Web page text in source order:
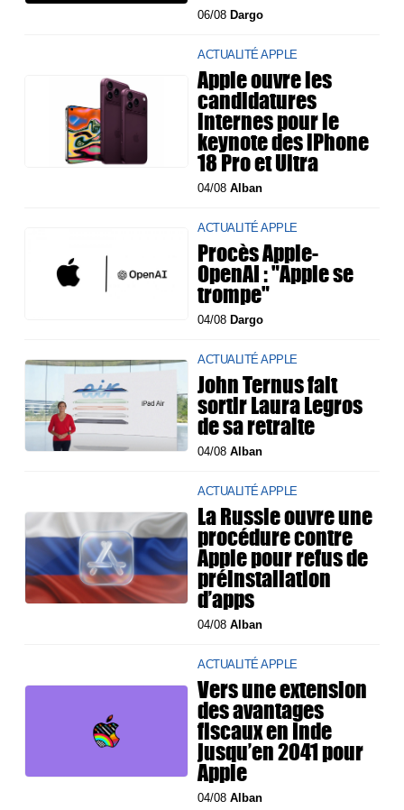
06/08 Dargo
ACTUALITÉ APPLE
Apple ouvre les
candidatures
internes pour le
keynote des iPhone
18 Pro et Ultra
04/08Alban
ACTUALITÉ APPLE
Procès Apple-
OpenAI : "Apple se
trompe"
04/08 Dargo
ACTUALITÉ APPLE
John Ternus fait
sortir Laura Legros
de sa retraite
04/08Alban
ACTUALITÉ APPLE
La Russie ouvre une
procédure contre
Apple pour refus de
préinstallation
d’apps
04/08Alban
ACTUALITÉ APPLE
Vers une extension
des avantages
fiscaux en Inde
jusqu’en 2041 pour
Apple
04/08Alban